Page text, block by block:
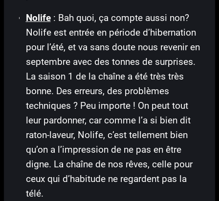
Nolife: Bah quoi, ça compte aussi non?
Nolife est entrée en période d’hibernation
pour l’été, et va sans doute nous revenir en
septembre avec des tonnes de surprises.
La saison 1 de la chaîne a été très très
bonne. Des erreurs, des problèmes
techniques ? Peu importe ! On peut tout
leur pardonner, car comme l’a si bien dit
raton-laveur, Nolife, c’est tellement bien
qu’on a l’impression de ne pas en être
digne. La chaîne de nos rêves, celle pour
ceux qui d’habitude ne regardent pas la
télé.